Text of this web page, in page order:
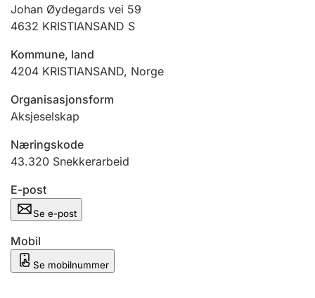
Jeger
Ektepaktveileder
Offentlig sektor
Andre tema
Johan Øydegards vei 59
4632 KRISTIANSAND S
Kommune, land
4204 KRISTIANSAND, Norge
Organisasjonsform
Aksjeselskap
Næringskode
43.320 Snekkerarbeid
E-post
Se e-post
Mobil
Se mobilnummer